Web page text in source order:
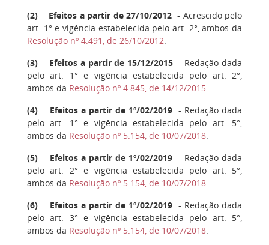
(2) Efeitos a partir de 27/10/2012 - Acrescido pelo
art. 1° e vigência estabelecida pelo art. 2°, ambos da
Resolução nº 4.491, de 26/10/2012.
(3) Efeitos a partir de 15/12/2015 - Redação dada
pelo art. 1° e vigência estabelecida pelo art. 2°,
ambos da Resolução nº 4.845, de 14/12/2015.
(4) Efeitos a partir de 1º/02/2019 - Redação dada
pelo art. 1° e vigência estabelecida pelo art. 5°,
ambos da Resolução nº 5.154, de 10/07/2018.
(5) Efeitos a partir de 1º/02/2019 - Redação dada
pelo art. 2° e vigência estabelecida pelo art. 5°,
ambos da Resolução nº 5.154, de 10/07/2018.
(6) Efeitos a partir de 1º/02/2019 - Redação dada
pelo art. 3° e vigência estabelecida pelo art. 5°,
ambos da Resolução nº 5.154, de 10/07/2018.